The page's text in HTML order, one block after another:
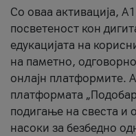
Со оваа активација, А1
посветеност кон
едукацијата на
на паметно,
онлајн платформите.
платформата
подигање на свеста и
насоки за безбедно